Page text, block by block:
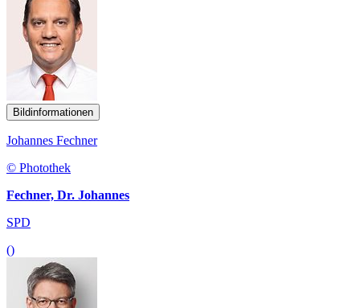
Bildinformationen
Johannes Fechner
© Photothek
Fechner, Dr. Johannes
SPD
()